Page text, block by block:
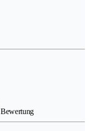
Bewertung